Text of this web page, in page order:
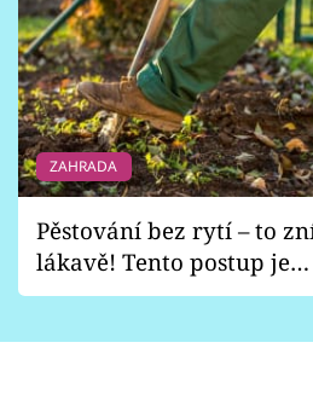
ZAHRADA
Pěstování bez rytí – to
lákavě! Tento postup je
vhodný jen pro některé